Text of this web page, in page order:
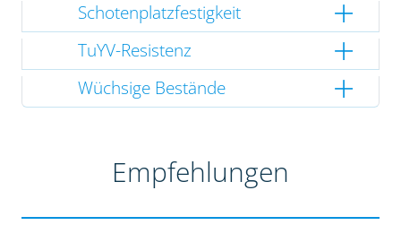
Schotenplatzfestigkeit
TuYV-Resistenz
Wüchsige Bestände
Empfehlungen